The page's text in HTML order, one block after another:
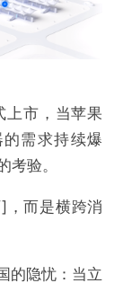
上市，当苹果
需求持续爆
验。
，而是横跨消
的隐忧：当立